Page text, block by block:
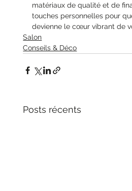
matériaux de qualité et de
touches personnelles pour
devienne le cœur vibrant de
Salon
Conseils & Déco
Posts récents